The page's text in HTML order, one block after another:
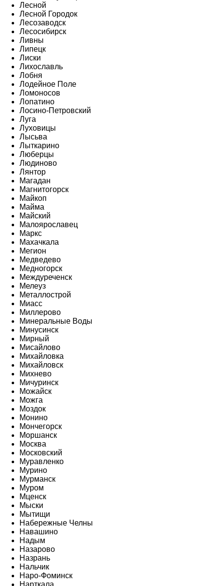
Лесной
Лесной Городок
Лесозаводск
Лесосибирск
Ливны
Липецк
Лиски
Лихославль
Лобня
Лодейное Поле
Ломоносов
Лопатино
Лосино-Петровский
Луга
Луховицы
Лысьва
Лыткарино
Люберцы
Людиново
Лянтор
Магадан
Магнитогорск
Майкоп
Майма
Майский
Малоярославец
Маркс
Махачкала
Мегион
Медведево
Медногорск
Междуреченск
Мелеуз
Металлострой
Миасс
Миллерово
Минеральные Воды
Минусинск
Мирный
Мисайлово
Михайловка
Михайловск
Михнево
Мичуринск
Можайск
Можга
Моздок
Монино
Мончегорск
Моршанск
Москва
Московский
Муравленко
Мурино
Мурманск
Муром
Мценск
Мыски
Мытищи
Набережные Челны
Навашино
Надым
Назарово
Назрань
Нальчик
Наро-Фоминск
Нарткала